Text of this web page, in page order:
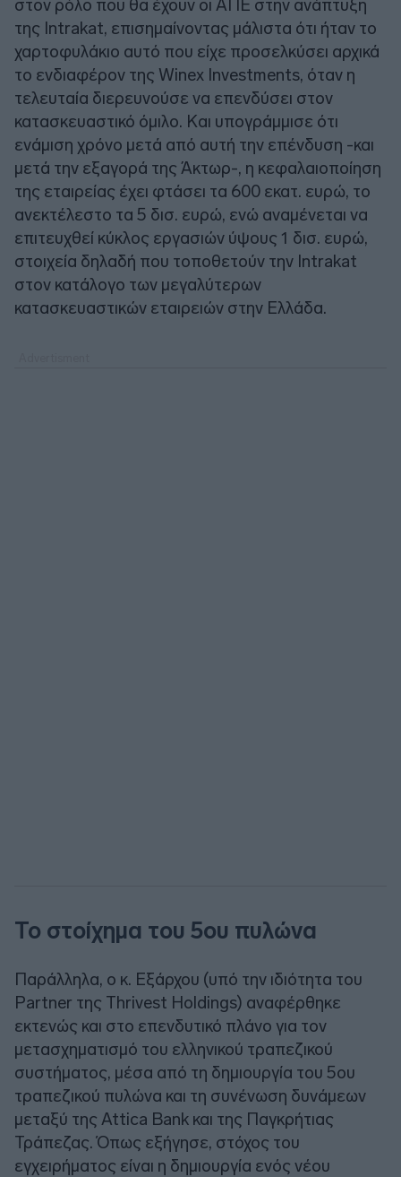
στον ρόλο που θα έχουν οι ΑΠΕ στην ανάπτυξη
της Intrakat, επισημαίνοντας μάλιστα ότι ήταν το
χαρτοφυλάκιο αυτό που είχε προσελκύσει αρχικά
το ενδιαφέρον της Winex Investments, όταν η
τελευταία διερευνούσε να επενδύσει στον
κατασκευαστικό όμιλο. Και υπογράμμισε ότι
ενάμιση χρόνο μετά από αυτή την επένδυση -και
μετά την εξαγορά της Άκτωρ-, η κεφαλαιοποίηση
της εταιρείας έχει φτάσει τα 600 εκατ. ευρώ, το
ανεκτέλεστο τα 5 δισ. ευρώ, ενώ αναμένεται να
επιτευχθεί κύκλος εργασιών ύψους 1 δισ. ευρώ,
στοιχεία δηλαδή που τοποθετούν την Intrakat
στον κατάλογο των μεγαλύτερων
κατασκευαστικών εταιρειών στην Ελλάδα.
Το στοίχημα του 5ου πυλώνα
Παράλληλα, ο κ. Εξάρχου (υπό την ιδιότητα του
Partner της Thrivest Holdings) αναφέρθηκε
εκτενώς και στο επενδυτικό πλάνο για τον
μετασχηματισμό του ελληνικού τραπεζικού
συστήματος, μέσα από τη δημιουργία του 5ου
τραπεζικού πυλώνα και τη συνένωση δυνάμεων
μεταξύ της Attica Bank και της Παγκρήτιας
Τράπεζας. Όπως εξήγησε, στόχος του
εγχειρήματος είναι η δημιουργία ενός νέου